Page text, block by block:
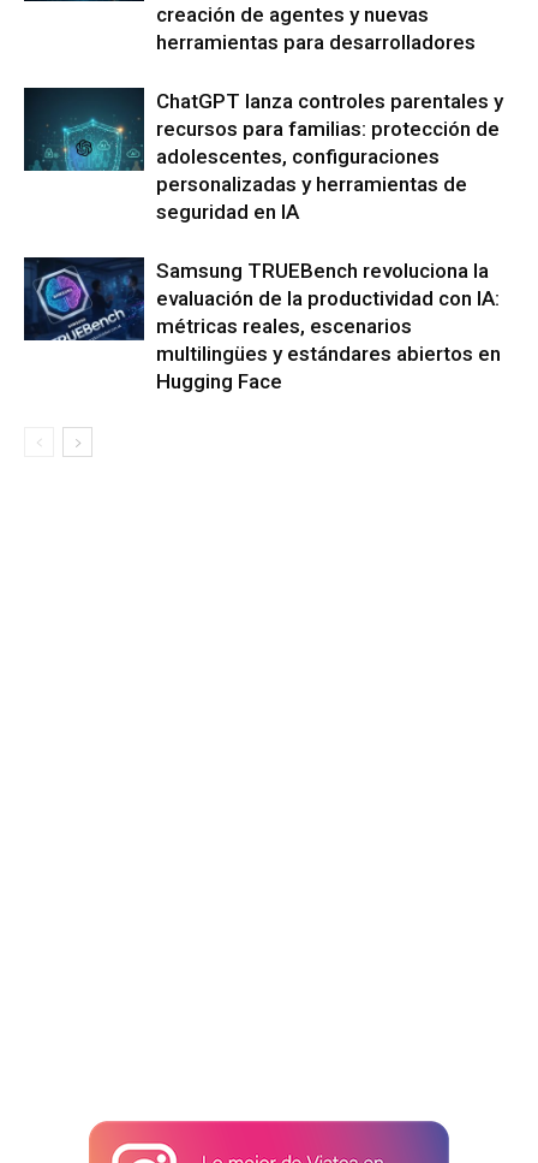
creación de agentes y nuevas
herramientas para desarrolladores
ChatGPT lanza controles parentales y
recursos para familias: protección de
adolescentes, configuraciones
personalizadas y herramientas de
seguridad en IA
Samsung TRUEBench revoluciona la
evaluación de la productividad con IA:
métricas reales, escenarios
multilingües y estándares abiertos en
Hugging Face